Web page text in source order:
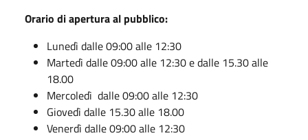
Orario di apertura al pubblico:
Lunedì dalle 09:00 alle 12:30
Martedì dalle 09:00 alle 12:30 e dalle 15.30 alle
18.00
Mercoledì dalle 09:00 alle 12:30
Giovedì dalle 15.30 alle 18.00
Venerdì dalle 09:00 alle 12:30